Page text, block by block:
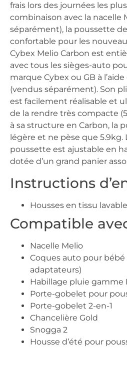
frais lors des journées les
combinaison avec la nacelle
séparément), la poussette
confortable pour les
Cybex Melio Carbon est
avec tous les sièges-auto
marque Cybex ou GB à
(vendus séparément). Son
est facilement réalisable et
de la rendre très compacte
à sa structure en Carbon, la
légère et ne pèse que 5.9kg.
poussette est ajustable en
dotée d’un grand panier
Instructions
Housses en tissu
Compatible
Nacelle Melio
Coques auto pour bébé
adaptateurs)
Habillage pluie gamme
Porte-gobelet pour
Porte-gobelet 2-en-1
Chancelière Gold
Snogga 2
Housse d’été pour